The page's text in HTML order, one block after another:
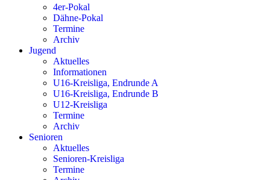
4er-Pokal
Dähne-Pokal
Termine
Archiv
Jugend
Aktuelles
Informationen
U16-Kreisliga, Endrunde A
U16-Kreisliga, Endrunde B
U12-Kreisliga
Termine
Archiv
Senioren
Aktuelles
Senioren-Kreisliga
Termine